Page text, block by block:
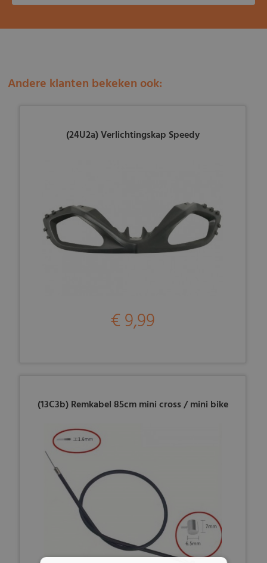
Andere klanten bekeken ook:
(24U2a) Verlichtingskap Speedy
€ 9,99
(13C3b) Remkabel 85cm mini cross / mini bike